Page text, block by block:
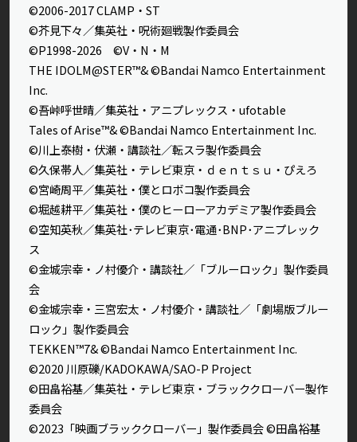
©2006-2017 CLAMP・ST
©芥見下々／集英社・呪術廻戦製作委員会
©P1998-2026 ©V・N・M
THE IDOLM@STER™& ©Bandai Namco Entertainment
Inc.
©吾峠呼世晴／集英社・アニプレックス・ufotable
Tales of Arise™& ©Bandai Namco Entertainment Inc.
©川上泰樹・伏瀬・講談社／転スラ製作委員会
©久保帯人／集英社・テレビ東京・ｄｅｎｔｓｕ・ぴえろ
©宮崎周平／集英社・僕とロボコ製作委員会
©堀越耕平／集英社・僕のヒーローアカデミア製作委員会
©空知英秋／集英社･テレビ東京･電通･BNP･アニプレック
ス
©金城宗幸・ノ村優介・講談社／「ブルーロック」製作委員
会
©金城宗幸・三宮宏太・ノ村優介・講談社／「劇場版ブルー
ロック」製作委員会
TEKKEN™7& ©Bandai Namco Entertainment Inc.
©2020 川原礫/KADOKAWA/SAO-P Project
©田畠裕基／集英社・テレビ東京・ブラッククローバー製作
委員会
©2023「映画ブラッククローバー」製作委員会 ©田畠裕基